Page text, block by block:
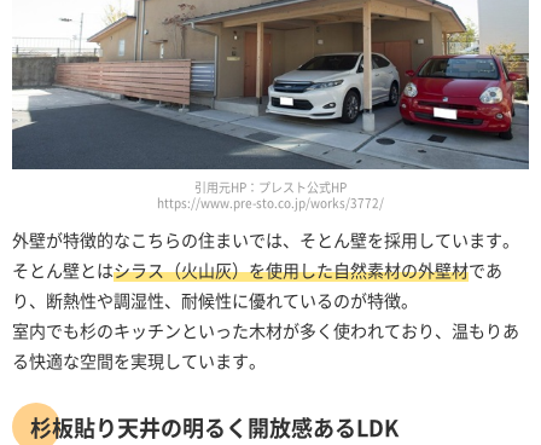
引用元HP：プレスト公式HP
https://www.pre-sto.co.jp/works/3772/
外壁が特徴的なこちらの住まいでは、そとん壁を採用しています。
そとん壁とはシラス（火山灰）を使用した自然素材の外壁材であ
り、断熱性や調湿性、耐候性に優れているのが特徴。
室内でも杉のキッチンといった木材が多く使われており、温もりあ
る快適な空間を実現しています。
杉板貼り天井の明るく開放感あるLDK